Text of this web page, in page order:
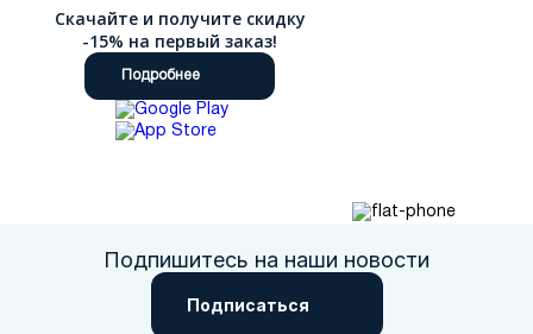
Скачайте и получите скидку
-15% на первый заказ!
Подробнее
Подпишитесь на наши новости
Подписаться